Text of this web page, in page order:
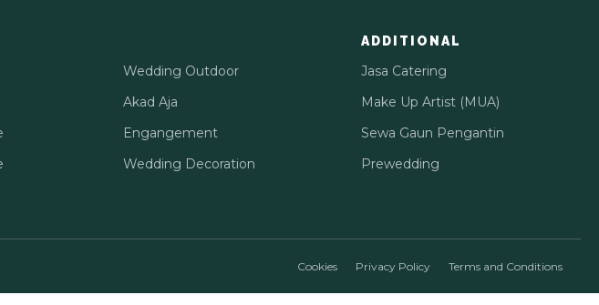
Wedding Outdoor
Akad Aja
Engangement
Wedding Decoration
ADDITIONAL
Jasa Catering
Make Up Artist (MUA)
Sewa Gaun Pengantin
Prewedding
Cookies Privacy Policy Terms and Conditions